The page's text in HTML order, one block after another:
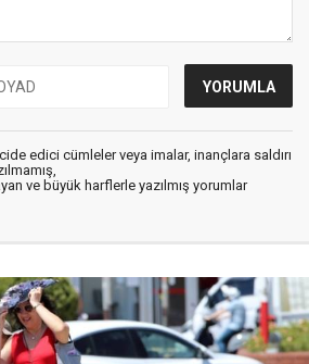
edici cümleler veya imalar, inançlara saldırı
ve büyük harflerle yazılmış yorumlar